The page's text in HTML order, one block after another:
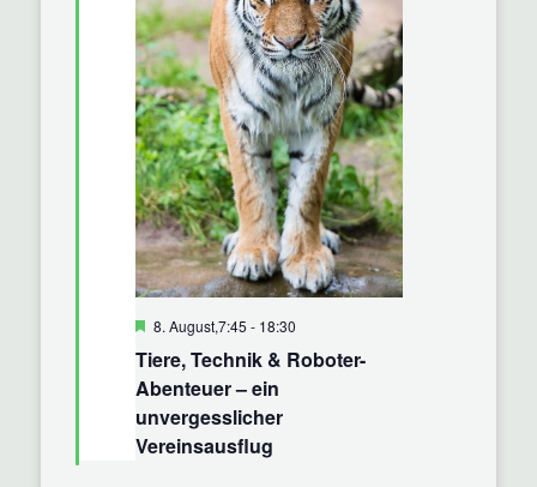
Tiere, Technik & Roboter-
Abenteuer – ein
unvergesslicher
Vereinsausflug
Hervorgehoben
8. August,7:45 - 18:30